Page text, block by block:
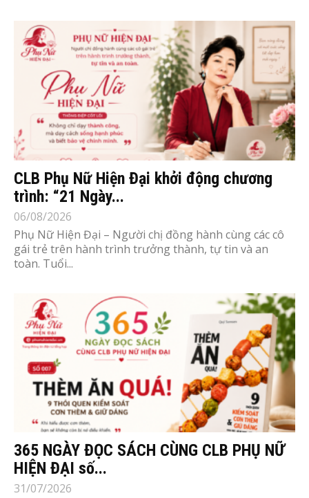
CLB Phụ Nữ Hiện Đại khởi động chương
trình: “21 Ngày...
06/08/2026
Phụ Nữ Hiện Đại – Người chị đồng hành cùng các cô
gái trẻ trên hành trình trưởng thành, tự tin và an
toàn. Tuổi...
365 NGÀY ĐỌC SÁCH CÙNG CLB PHỤ NỮ
HIỆN ĐẠI số...
31/07/2026